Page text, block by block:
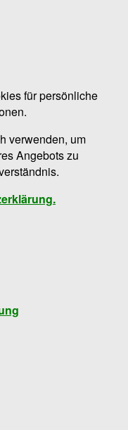
für persönliche
verwenden, um
Angebots zu